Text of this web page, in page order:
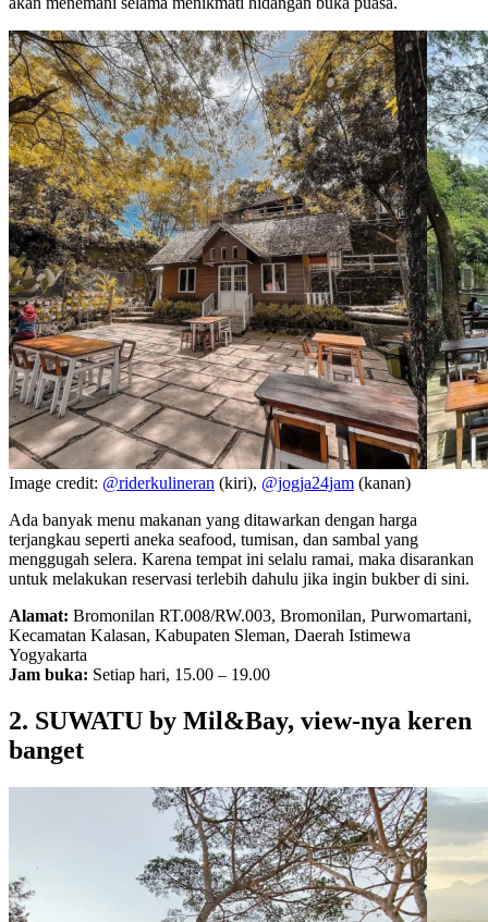
Image credit: @riderkulineran (kiri), @jogja24jam (kanan)
Ada banyak menu makanan yang ditawarkan dengan harga
terjangkau seperti aneka seafood, tumisan, dan sambal yang
menggugah selera. Karena tempat ini selalu ramai, maka disarankan
untuk melakukan reservasi terlebih dahulu jika ingin bukber di sini.
Alamat: Bromonilan RT.008/RW.003, Bromonilan, Purwomartani,
Kecamatan Kalasan, Kabupaten Sleman, Daerah Istimewa
Yogyakarta
Jam buka: Setiap hari, 15.00 – 19.00
2. SUWATU by Mil&Bay, view-nya keren
banget